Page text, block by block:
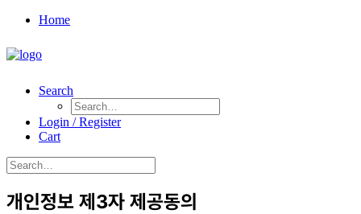
Home
Search
Login / Register
Cart
개인정보 제3자 제공동의